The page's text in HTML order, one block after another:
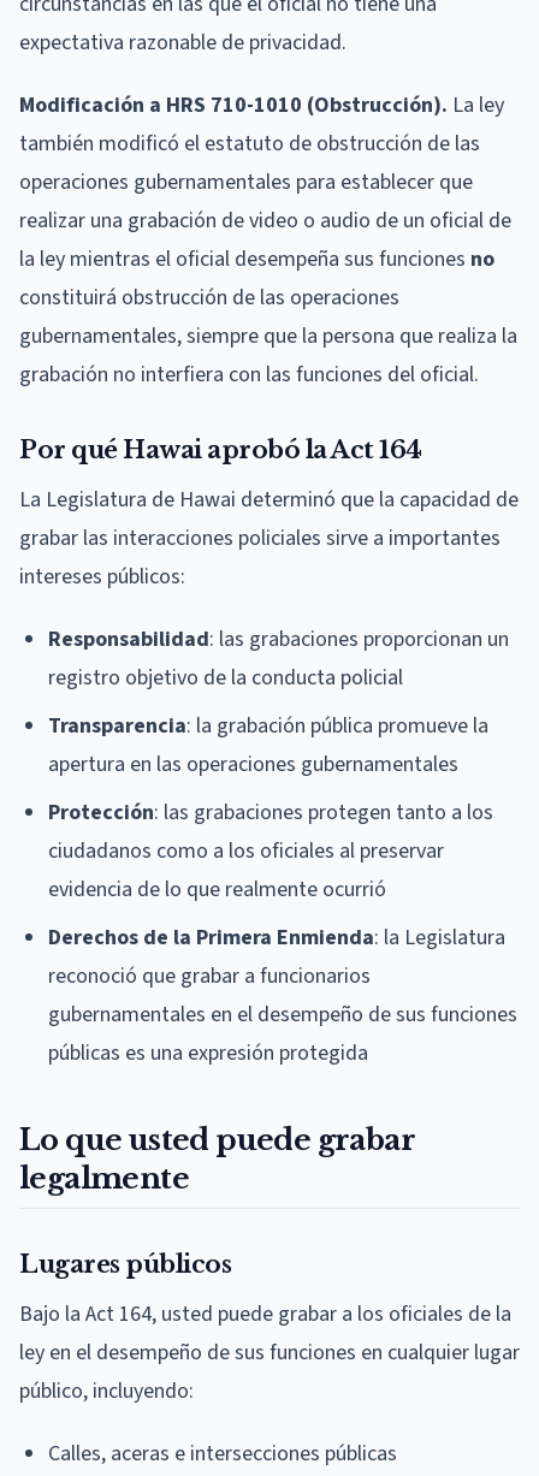
expectativa razonable de privacidad.
Modificación a HRS 710-1010 (Obstrucción). La ley
también modificó el estatuto de obstrucción de las
operaciones gubernamentales para establecer que
realizar una grabación de video o audio de un oficial de
la ley mientras el oficial desempeña sus funciones no
constituirá obstrucción de las operaciones
gubernamentales, siempre que la persona que realiza la
grabación no interfiera con las funciones del oficial.
Por qué Hawai aprobó la Act 164
La Legislatura de Hawai determinó que la capacidad de
grabar las interacciones policiales sirve a importantes
intereses públicos:
Responsabilidad: las grabaciones proporcionan un
registro objetivo de la conducta policial
Transparencia: la grabación pública promueve la
apertura en las operaciones gubernamentales
Protección: las grabaciones protegen tanto a los
ciudadanos como a los oficiales al preservar
evidencia de lo que realmente ocurrió
Derechos de la Primera Enmienda: la Legislatura
reconoció que grabar a funcionarios
gubernamentales en el desempeño de sus funciones
públicas es una expresión protegida
Lo que usted puede grabar
legalmente
Lugares públicos
Bajo la Act 164, usted puede grabar a los oficiales de la
ley en el desempeño de sus funciones en cualquier lugar
público, incluyendo:
Calles, aceras e intersecciones públicas